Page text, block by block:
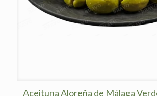
de
producto
Aceituna Aloreña de Málaga